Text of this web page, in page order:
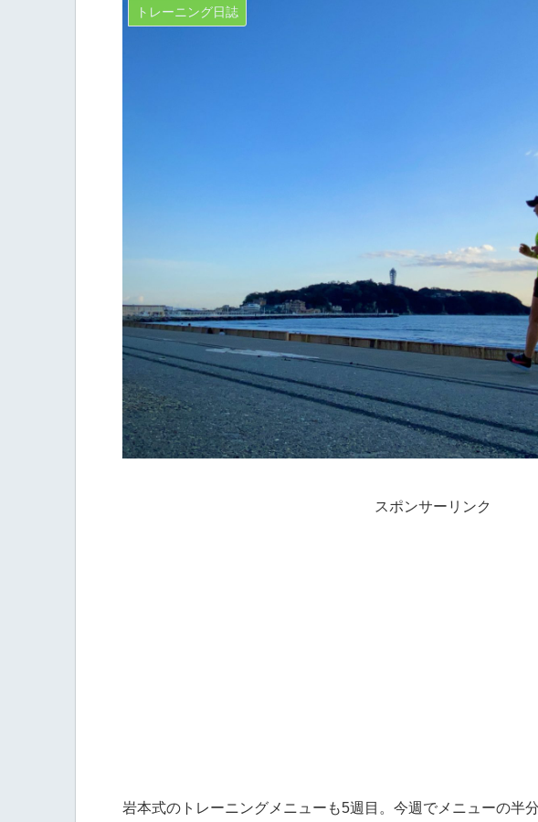
トレーニング日誌
スポンサーリンク
岩本式のトレーニングメニューも5週目。今週でメニューの半